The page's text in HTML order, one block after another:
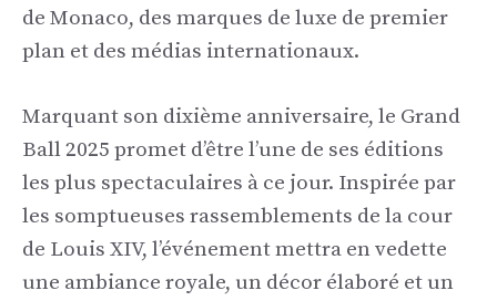
de Monaco, des marques de luxe de premier
plan et des médias internationaux.
Marquant son dixième anniversaire, le Grand
Ball 2025 promet d’être l’une de ses éditions
les plus spectaculaires à ce jour. Inspirée par
les somptueuses rassemblements de la cour
de Louis XIV, l’événement mettra en vedette
une ambiance royale, un décor élaboré et un